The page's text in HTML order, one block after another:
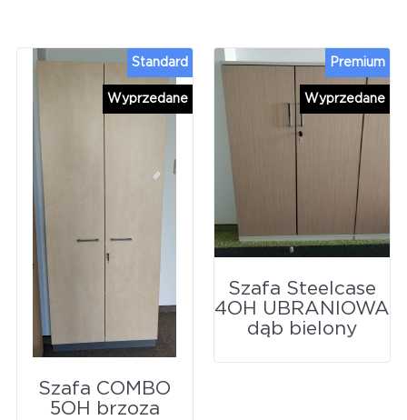
Wyprzedane
Standard
Szafa COMBO
5OH brzoza
Wyprzedane
Premium
Szafa Steelcase
4OH UBRANIOWA
dąb bielony